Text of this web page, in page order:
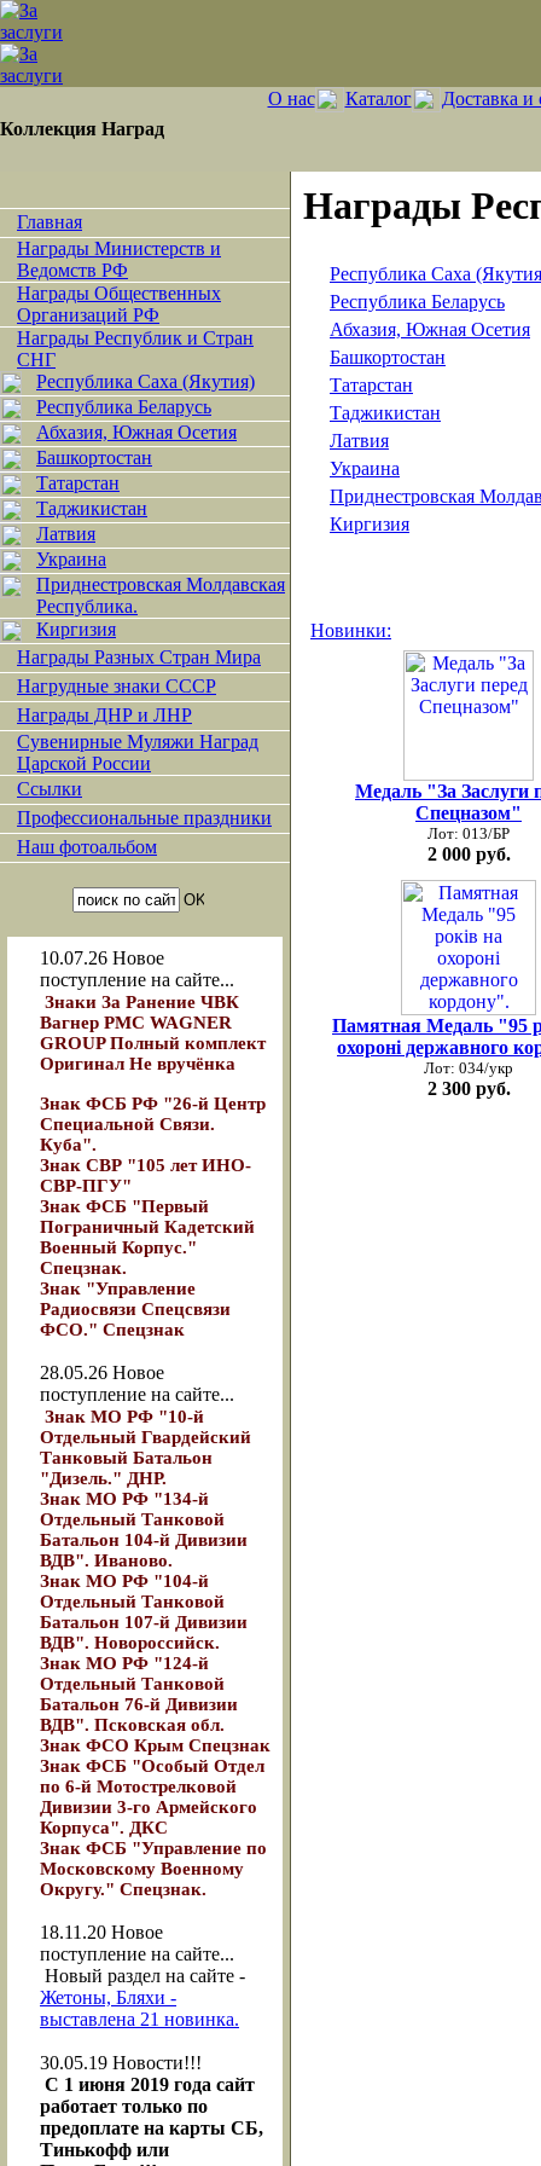
Коллекция Наград
О нас Каталог Доставка и
Главная
Награды Министерств и
Ведомств РФ
Награды Общественных
Организаций РФ
Награды Республик и Стран
СНГ
Республика Саха (Якутия)
Республика Беларусь
Абхазия, Южная Осетия
Башкортостан
Татарстан
Таджикистан
Латвия
Украина
Приднестровская Молдавская
Республика.
Киргизия
Награды Разных Стран Мира
Нагрудные знаки СССР
Награды ДНР и ЛНР
Сувенирные Муляжи Наград
Царской России
Ссылки
Профессиональные праздники
Наш фотоальбом
10.07.26 Новое
поступление на сайте...
Знаки За Ранение ЧВК
Вагнер РМС WAGNER
GROUP Полный комплект
Оригинал Не вручёнка
Знак ФСБ РФ "26-й Центр
Специальной Связи.
Куба".
Знак СВР "105 лет ИНО-
СВР-ПГУ"
Знак ФСБ "Первый
Пограничный Кадетский
Военный Корпус."
Спецзнак.
Знак "Управление
Радиосвязи Спецсвязи
ФСО." Спецзнак
28.05.26 Новое
поступление на сайте...
Знак МО РФ "10-й
Отдельный Гвардейский
Танковый Батальон
"Дизель." ДНР.
Знак МО РФ "134-й
Отдельный Танковой
Батальон 104-й Дивизии
ВДВ". Иваново.
Знак МО РФ "104-й
Отдельный Танковой
Батальон 107-й Дивизии
ВДВ". Новороссийск.
Знак МО РФ "124-й
Отдельный Танковой
Батальон 76-й Дивизии
ВДВ". Псковская обл.
Знак ФСО Крым Спецзнак
Знак ФСБ "Особый Отдел
по 6-й Мотострелковой
Дивизии 3-го Армейского
Корпуса". ДКС
Знак ФСБ "Управление по
Московскому Военному
Округу." Спецзнак.
18.11.20 Новое
поступление на сайте...
Новый раздел на сайте -
Жетоны, Бляхи -
выставлена 21 новинка.
30.05.19 Новости!!!
С 1 июня 2019 года сайт
работает только по
предоплате на карты СБ,
Тинькофф или
Награды
Республика Саха
Республика Беларусь
Абхазия, Южная Осетия
Башкортостан
Татарстан
Таджикистан
Латвия
Украина
Приднестровская
Киргизия
Новинки:
Медаль "За Заслуги
Спецназом"
Лот: 013/БР
2 000 руб.
Памятная Медаль "95
охоронi державного
Лот: 034/укр
2 300 руб.